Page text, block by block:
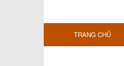
TRANG CHỦ